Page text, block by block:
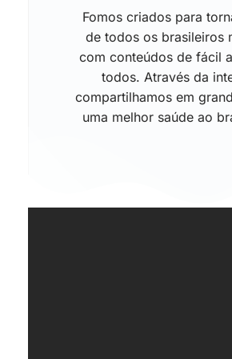
Fomos criados para
de todos os brasileiros
com conteúdos de fácil
todos. Através da
compartilhamos em
uma melhor saúde ao